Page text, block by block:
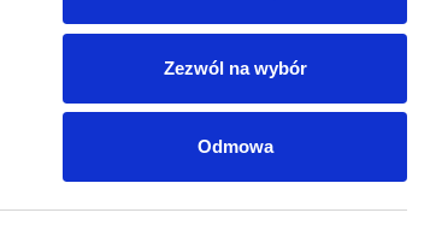
Zezwól na wybór
Odmowa